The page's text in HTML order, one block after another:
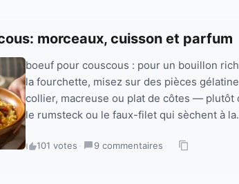
morceaux, cuisson et parfum
boeuf pour couscous : pour un bouillon
la fourchette, misez sur des pièces
collier, macreuse ou plat de côtes — plutôt
le rumsteck ou le faux-filet qui sèchent à
101 votes · 9 commentaires ·